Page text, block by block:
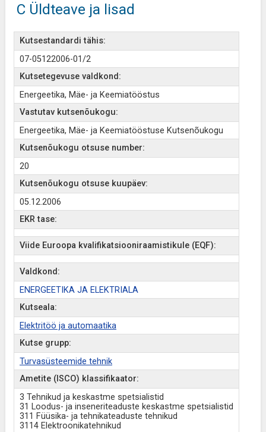
C Üldteave ja lisad
Kutsestandardi tähis:
07-05122006-01/2
Kutsetegevuse valdkond:
Energeetika, Mäe- ja Keemiatööstus
Vastutav kutsenõukogu:
Energeetika, Mäe- ja Keemiatööstuse Kutsenõukogu
Kutsenõukogu otsuse number:
20
Kutsenõukogu otsuse kuupäev:
05.12.2006
EKR tase:
Viide Euroopa kvalifikatsiooniraamistikule (EQF):
Valdkond:
ENERGEETIKA JA ELEKTRIALA
Kutseala:
Elektritöö ja automaatika
Kutse grupp:
Turvasüsteemide tehnik
Ametite (ISCO) klassifikaator:
3 Tehnikud ja keskastme spetsialistid
31 Loodus- ja inseneriteaduste keskastme spetsialistid
311 Füüsika- ja tehnikateaduste tehnikud
3114 Elektroonikatehnikud